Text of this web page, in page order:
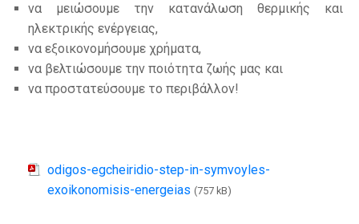
να μειώσουμε την κατανάλωση θερμικής και
ηλεκτρικής ενέργειας,
να εξοικονομήσουμε χρήματα,
να βελτιώσουμε την ποιότητα ζωής μας και
να προστατεύσουμε το περιβάλλον!
odigos-egcheiridio-step-in-symvoyles-
exoikonomisis-energeias (757 kB)